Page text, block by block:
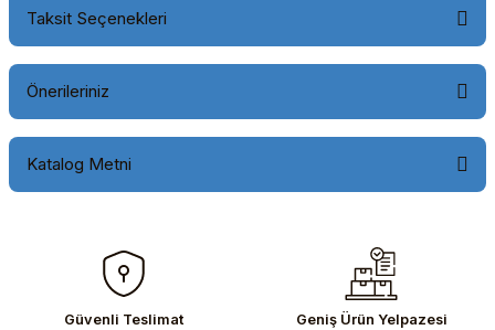
Taksit Seçenekleri
Önerileriniz
Bu ürünün fiyat bilgisi, resim, ürün açıklamalarında ve diğer
Ürün resmi kalitesiz, bozuk veya görüntülenemiyor.
Ürün açıklamasında eksik bilgiler bulunuyor.
Katalog Metni
Güvenli Teslimat
Geniş Ürün Yelpazesi